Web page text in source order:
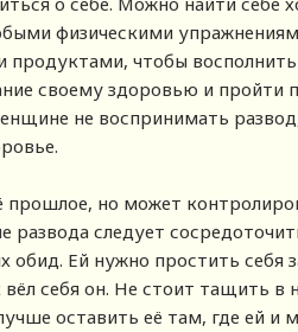
физическими
чтобы восполнить
своему здоровью и пройти
не воспринимать
прошлое, но может
следует
Ей нужно простить себя
себя он. Не стоит тащить в
оставить её там, где ей и